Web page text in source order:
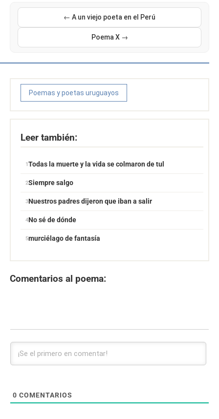
← A un viejo poeta en el Perú
Poema X →
Poemas y poetas uruguayos
Leer también:
Todas la muerte y la vida se colmaron de tul
Siempre salgo
Nuestros padres dijeron que iban a salir
No sé de dónde
murciélago de fantasía
Comentarios al poema:
0 COMENTARIOS